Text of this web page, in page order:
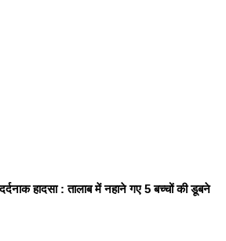
हादसा : तालाब में नहाने गए 5 बच्चों की डूबने